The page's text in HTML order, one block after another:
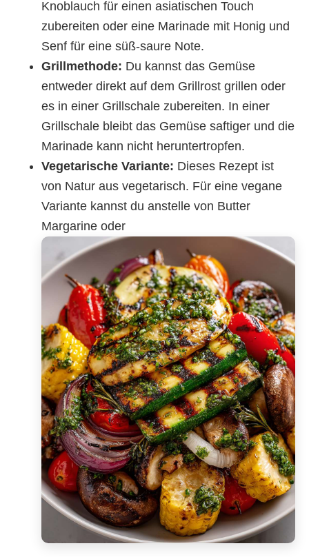
Knoblauch für einen asiatischen Touch
zubereiten oder eine Marinade mit Honig und
Senf für eine süß-saure Note.
Grillmethode: Du kannst das Gemüse
entweder direkt auf dem Grillrost grillen oder
es in einer Grillschale zubereiten. In einer
Grillschale bleibt das Gemüse saftiger und die
Marinade kann nicht heruntertropfen.
Vegetarische Variante: Dieses Rezept ist
von Natur aus vegetarisch. Für eine vegane
Variante kannst du anstelle von Butter
Margarine oder